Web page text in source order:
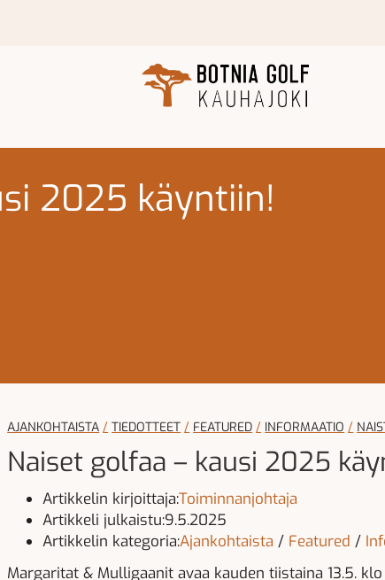
2025 käyntiin!
AJANKOHTAISTA TIEDOTTEET FEATURED INFORMAATIO
Naiset golfaa – kausi 2025
Artikkelin kirjoittaja:Toiminnanjohtaja
Artikkeli julkaistu:9.5.2025
Artikkelin kategoria:Ajankohtaista / Featured /
Margaritat & Mulligaanit avaa kauden tiistaina 13.5. klo